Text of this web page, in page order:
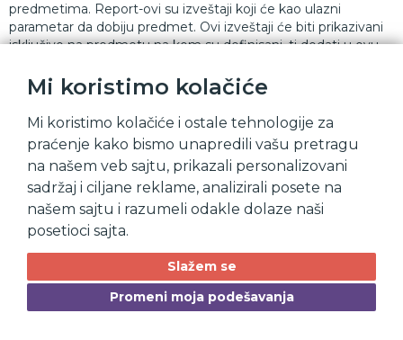
Mi koristimo kolačiće
Mi koristimo kolačiće i ostale tehnologije za
praćenje kako bismo unapredili vašu pretragu
na našem veb sajtu, prikazali personalizovani
sadržaj i ciljane reklame, analizirali posete na
našem sajtu i razumeli odakle dolaze naši
posetioci sajta.
Slažem se
Promeni moja podešavanja
predmetima. Report-ovi su izveštaji koji će kao ulazni
parametar da dobiju predmet. Ovi izveštaji će biti prikazivani
isključivo na predmetu na kom su definisani, tj dodati u ovu